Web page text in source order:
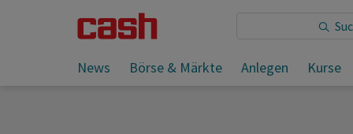
News Börse & Märkte Anlegen Kurse
Sie lesen: